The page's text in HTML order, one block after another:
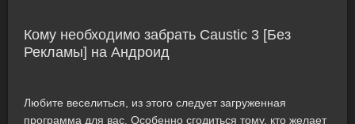
Кому необходимо забрать Caustic 3 [Без
Рекламы] на Андроид
Любите веселиться, из этого следует загруженная
программа для вас. Особенно сгодиться тому, кто желает